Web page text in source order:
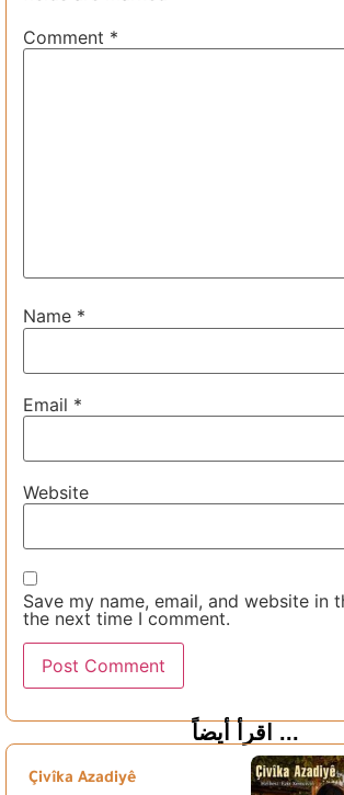
Comment *
Name *
Email *
Website
Save my name, email, and website in
the next time I comment.
اقرأ أيضاً ...
Çivîka Azadiyê